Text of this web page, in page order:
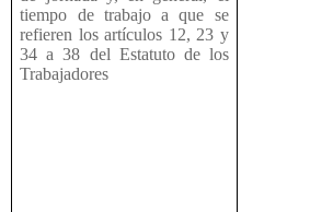
tiempo de trabajo a que se
refieren los artículos 12, 23 y
34 a 38 del Estatuto de los
Trabajadores